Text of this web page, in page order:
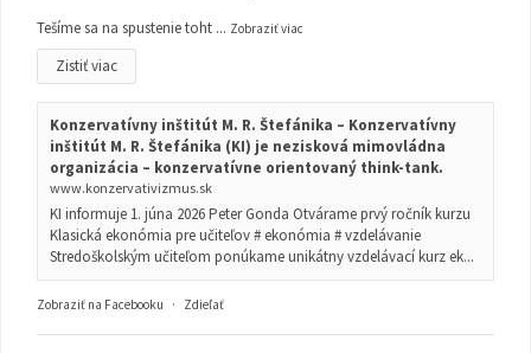
Tešíme sa na spustenie toht ... Zobraziť viac
Zistiť viac
Konzervatívny inštitút M. R. Štefánika – Konzervatívny
inštitút M. R. Štefánika (KI) je nezisková mimovládna
organizácia – konzervatívne orientovaný think-tank.
www.konzervativizmus.sk
KI informuje 1. júna 2026 Peter Gonda Otvárame prvý ročník kurzu
Klasická ekonómia pre učiteľov # ekonómia # vzdelávanie
Stredoškolským učiteľom ponúkame unikátny vzdelávací kurz ek...
Zobraziť na Facebooku · Zdieľať